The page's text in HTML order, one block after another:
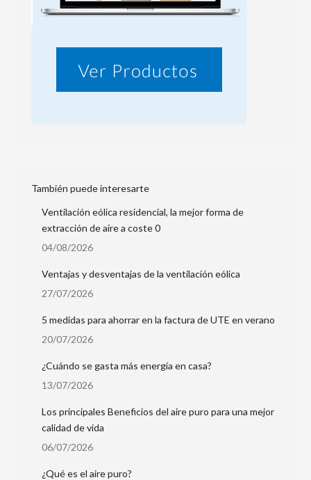
También puede interesarte
Ventilación eólica residencial, la mejor forma de
extracción de aire a coste 0
04/08/2026
Ventajas y desventajas de la ventilación eólica
27/07/2026
5 medidas para ahorrar en la factura de UTE en verano
20/07/2026
¿Cuándo se gasta más energía en casa?
13/07/2026
Los principales Beneficios del aire puro para una mejor
calidad de vida
06/07/2026
¿Qué es el aire puro?